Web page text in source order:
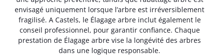
envisagé uniquement lorsque l’arbre est irréversible­ment
fragilisé. A Castels, le Élagage arbre inclut également le
conseil professionnel, pour garantir confiance. Chaque
prestation de Élagage arbre vise la longévité des arbres
dans une logique responsable.